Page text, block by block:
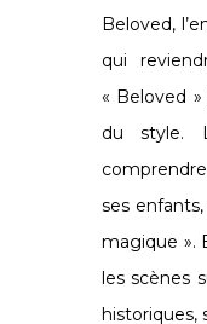
Beloved,
qui
« Beloved
du style.
ses
magique ».
les scènes
historiques,